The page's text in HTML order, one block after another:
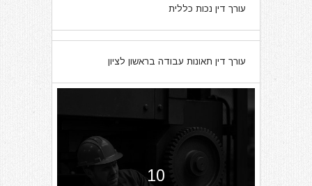
עורך דין נכות כללית
07
מרץ
עורך דין תאונות עבודה בראשון לציון
10